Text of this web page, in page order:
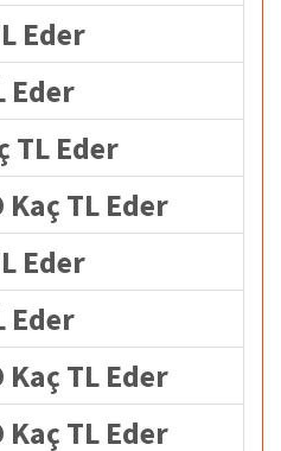
Eder
Eder
TL Eder
Kaç TL Eder
Eder
Eder
Kaç TL Eder
Kaç TL Eder